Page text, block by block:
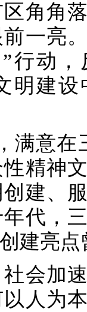
角落
一亮
行动
明建
意在
精神
建、
代，
建亮
加速
人为